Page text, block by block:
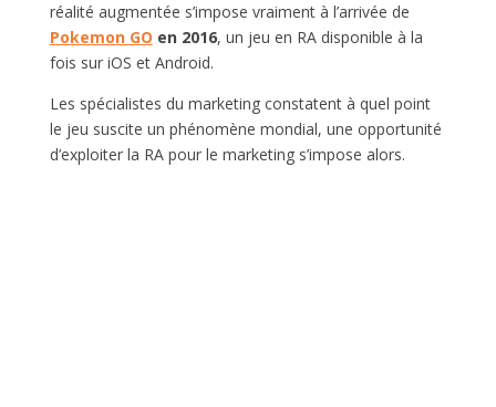
réalité augmentée s’impose vraiment à l’arrivée de
Pokemon GO en 2016, un jeu en RA disponible à la
fois sur iOS et Android.
Les spécialistes du marketing constatent à quel point
le jeu suscite un phénomène mondial, une opportunité
d’exploiter la RA pour le marketing s’impose alors.